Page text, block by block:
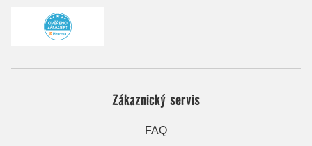
Zákaznický servis
FAQ